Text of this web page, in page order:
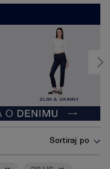
SLIM & SKINNY
Sortiraj po